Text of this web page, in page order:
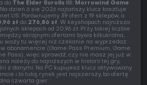
do The Elder Scrolls III: Morrowind Game
Na dzień 6 sie 2026 najtańszy klucz kosztuje
US. Porównujemy 39 ofert z 19 sklepów, a
zł do 276,86 zł. W keyshopach najniższa
sklepach od 20,96 zł. Przy takiej liczbie
skrajnymi ofertami bywa kilkukrotna,
waży tu więcej niż czekanie na wyprzedaż.
abonamencie (Game Pass Premium, Game
Pass), więc sprawdź, czy nie masz jej już w
należy do najniższych w historii tej gry,
z danymi. Na PC kupujesz klucz aktywowany
i to tutaj rynek jest najszerszy, bo ofertę
czwarta gier.